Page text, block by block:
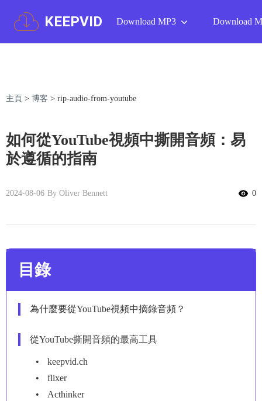
KEEPVID Download MP3 Download
主頁 > 博客 > rip-audio-from-youtube
如何從YouTube視頻中撕開音頻：易
於遵循的指南
2024-08-06 By Oliver Bennett 0
目錄
為什麼要從YouTube視頻中摘錄音頻？
從YouTube撕開音頻的最高工具
keepvid.ch
flixer
Acthinker